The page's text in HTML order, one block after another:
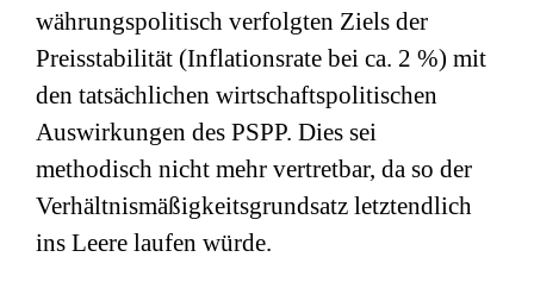
währungspolitisch verfolgten Ziels der
Preisstabilität (Inflationsrate bei ca. 2 %) mit
den tatsächlichen wirtschaftspolitischen
Auswirkungen des PSPP. Dies sei
methodisch nicht mehr vertretbar, da so der
Verhältnismäßigkeitsgrundsatz letztendlich
ins Leere laufen würde.